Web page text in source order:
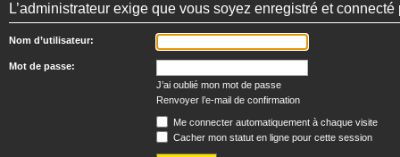
L’administrateur exige que vous soyez enregistré et
Nom d’utilisateur:
Mot de passe:
J’ai oublié mon mot de passe
Renvoyer l’e-mail de confirmation
Me connecter automatiquement à chaque visite
Cacher mon statut en ligne pour cette session